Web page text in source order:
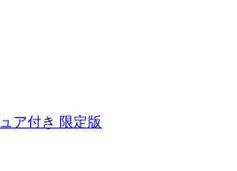
ア付き 限定版